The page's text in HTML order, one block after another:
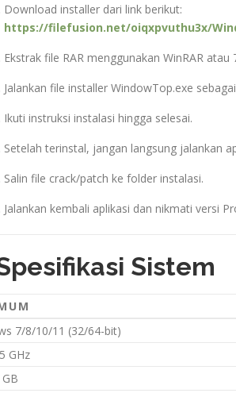
Download installer dari link berikut:
https://filefusion.net/oiqxpvuthu3x/
Ekstrak file RAR menggunakan WinRAR atau
Jalankan file installer WindowTop.exe
Ikuti instruksi instalasi hingga selesai.
Setelah terinstal, jangan langsung jalankan
Salin file crack/patch ke folder instalasi.
Jalankan kembali aplikasi dan nikmati versi
Sistem
7/8/10/11 (32/64-bit)
GHz